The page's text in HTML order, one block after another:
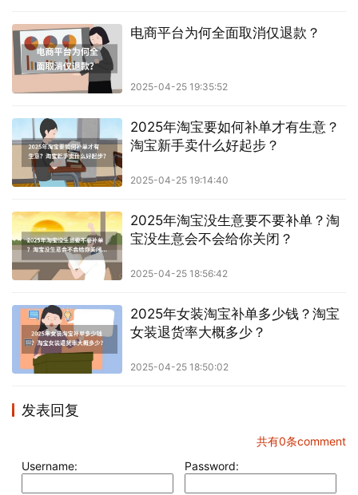
电商平台为何全面取消仅退款？
2025-04-25 19:35:52
2025年淘宝要如何补单才有生意？
淘宝新手卖什么好起步？
2025-04-25 19:14:40
2025年淘宝没生意要不要补单？淘
宝没生意会不会给你关闭？
2025-04-25 18:56:42
2025年女装淘宝补单多少钱？淘宝
女装退货率大概多少？
2025-04-25 18:50:02
发表回复
共有0条comment
Username:
Password: